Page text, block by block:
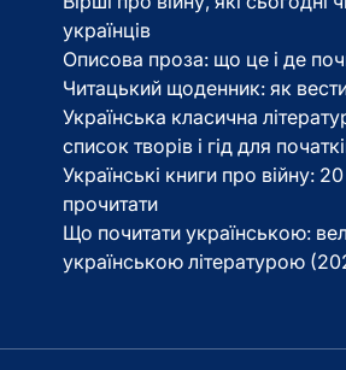
українців
Описова проза: що це і де
Читацький щоденник: як
Українська класична
список творів і гід для
Українські книги про війну: 20
прочитати
Що почитати українською:
українською літературою